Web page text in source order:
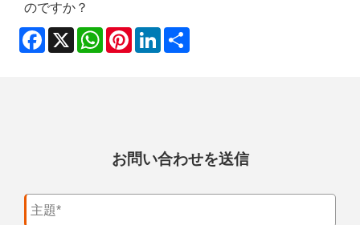
のですか？
Facebook
X WhatsApp
PinterestLinkedIn
お問い合わせを送信